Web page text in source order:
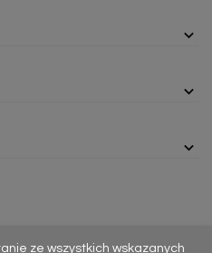
ze wszystkich wskazanych